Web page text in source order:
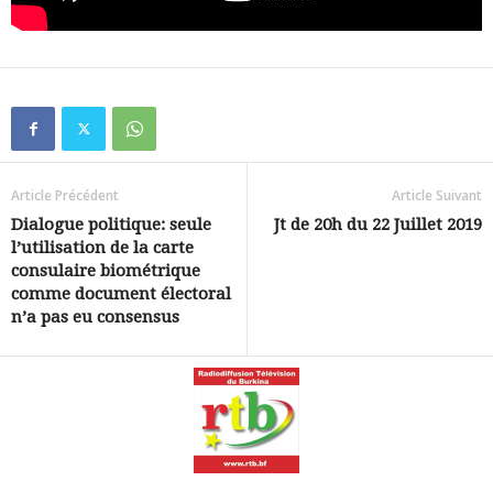
Article Précédent
Dialogue politique: seule
l’utilisation de la carte
consulaire biométrique
comme document électoral
n’a pas eu consensus
Article Suivant
Jt de 20h du 22 Juillet 2019